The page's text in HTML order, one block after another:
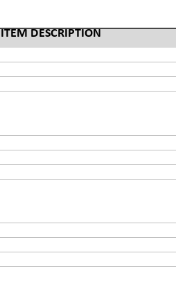
ITEM DESCRIPTION